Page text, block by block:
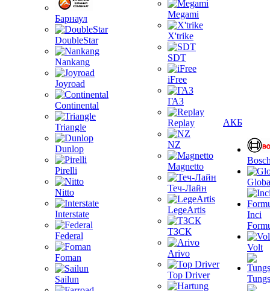
Барнаул
DoubleStar
Nankang
Joyroad
Continental
Triangle
Dunlop
Pirelli
Nitto
Interstate
Federal
Foman
Sailun
Megami
X'trike
SDT
iFree
ГАЗ
Replay
NZ
Magnetto
Теч-Лайн
LegeArtis
ТЗСК
Arivo
Top Driver
АКБ
Inci
Volt